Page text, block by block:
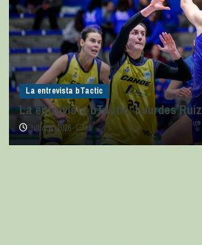
La entrevista bTactic
La entrevista bTactic: Lourdes Ruiz
julio 11, 2026 0